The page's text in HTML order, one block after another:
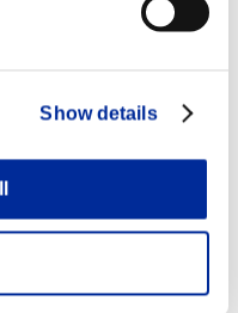
Show details